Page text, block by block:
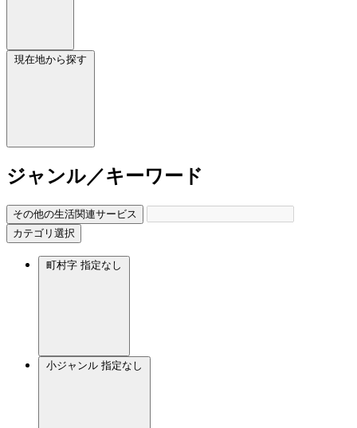
現在地から探す
ジャンル／キーワード
その他の生活関連サービス
カテゴリ選択
町村字 指定なし
小ジャンル 指定なし